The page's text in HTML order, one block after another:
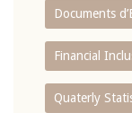
Documents
Financial
Quaterly